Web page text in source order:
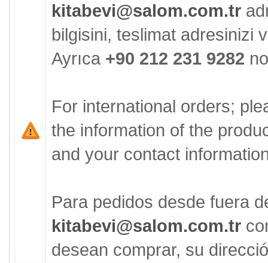
kitabevi@salom.com.tr
bilgisini, teslimat adresinizi
Ayrıca +90 212 231 9282
For international orders;
the information of the
and your contact
Para pedidos desde fuera
kitabevi@salom.com.tr
desean comprar, su